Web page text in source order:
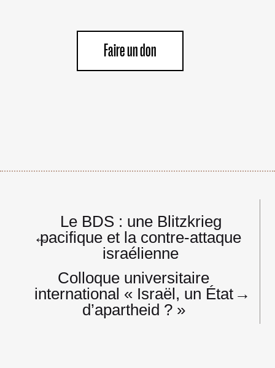
Faire un don
Navigation
l’article
←
Le BDS : une Blitzkrieg
pacifique et la contre-attaque
israélienne
Colloque universitaire
international « Israël, un État
d’apartheid ? »
→